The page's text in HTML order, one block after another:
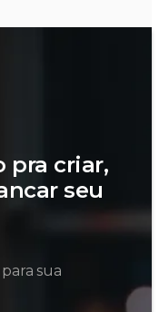
pra criar,
seu
sua